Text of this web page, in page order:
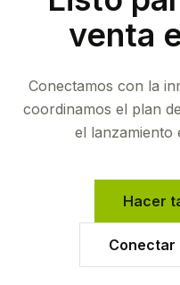
venta
Conectamos con la
coordinamos el plan
el lanzamiento
Hacer
Conectar